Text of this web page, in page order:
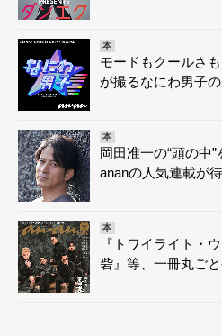
本
モードもクールさ
が撮るなにわ男子の
本
岡田准一の“頭の中
ananの人気連載が
本
『トワイライト・
砦』等、一冊丸ご